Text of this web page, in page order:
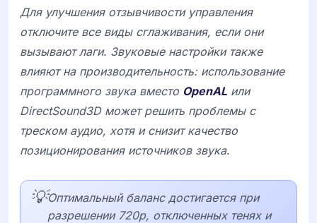
Для улучшения отзывчивости управления
отключите все виды сглаживания, если они
вызывают лаги. Звуковые настройки также
влияют на производительность: использование
программного звука вместо OpenAL или
DirectSound3D может решить проблемы с
треском аудио, хотя и снизит качество
позиционирования источников звука.
💡Оптимальный баланс достигается при
разрешении 720p, отключенных тенях и